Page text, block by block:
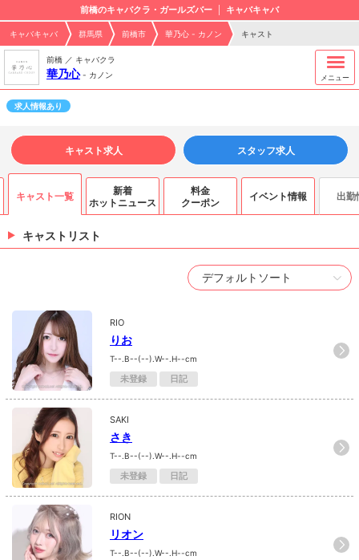
前橋のキャバクラ・ガールズバー キャバキャバ
キャバキャバ 群馬県 前橋市 華乃心 - カノン キャスト
前橋 ／ キャバクラ
華乃心- カノン メニュー
求人情報あり
キャスト求人 スタッフ求人
キャスト一覧
新着
ホットニュース
料金
クーポン
イベント情報 出勤
キャストリスト
RIO
りお
T--.B--(--).W--.H--cm
未登録 日記
SAKI
さき
T--.B--(--).W--.H--cm
未登録 日記
RION
リオン
T--.B--(--).W--.H--cm